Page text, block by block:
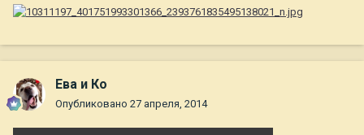
Ева и Ко
Опубликовано 27 апреля, 2014